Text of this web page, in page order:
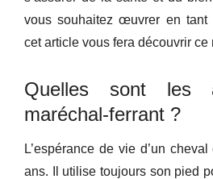
vous souhaitez œuvrer en tant
cet article vous fera découvrir ce
Quelles sont les
maréchal-ferrant ?
L’espérance de vie d’un
ans. Il utilise toujours son pied